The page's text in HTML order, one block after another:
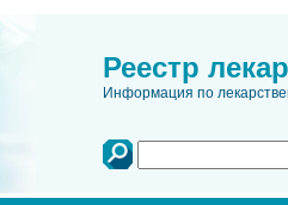
Реестр
Информация по